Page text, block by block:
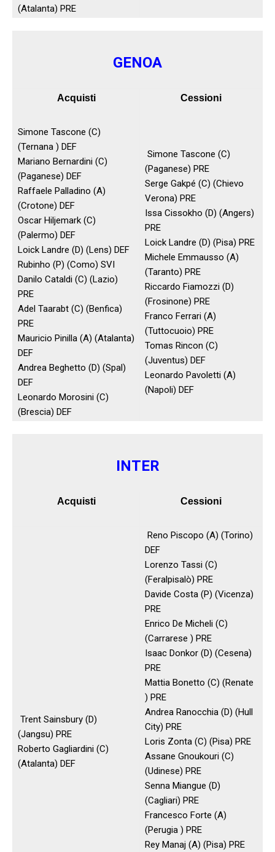
(Atalanta) PRE
GENOA
Acquisti Cessioni
Simone Tascone (C)
(Ternana ) DEF
Mariano Bernardini (C)
(Paganese) DEF
Raffaele Palladino (A)
(Crotone) DEF
Oscar Hiljemark (C)
(Palermo) DEF
Loick Landre (D) (Lens) DEF
Rubinho (P) (Como) SVI
Danilo Cataldi (C) (Lazio)
PRE
Adel Taarabt (C) (Benfica)
PRE
Mauricio Pinilla (A) (Atalanta)
DEF
Andrea Beghetto (D) (Spal)
DEF
Leonardo Morosini (C)
(Brescia) DEF
Simone Tascone (C)
(Paganese) PRE
Serge Gakpé (C) (Chievo
Verona) PRE
Issa Cissokho (D) (Angers)
PRE
Loick Landre (D) (Pisa) PRE
Michele Emmausso (A)
(Taranto) PRE
Riccardo Fiamozzi (D)
(Frosinone) PRE
Franco Ferrari (A)
(Tuttocuoio) PRE
Tomas Rincon (C)
(Juventus) DEF
Leonardo Pavoletti (A)
(Napoli) DEF
INTER
Acquisti Cessioni
Trent Sainsbury (D)
(Jangsu) PRE
Roberto Gagliardini (C)
(Atalanta) DEF
Reno Piscopo (A) (Torino)
DEF
Lorenzo Tassi (C)
(Feralpisalò) PRE
Davide Costa (P) (Vicenza)
PRE
Enrico De Micheli (C)
(Carrarese ) PRE
Isaac Donkor (D) (Cesena)
PRE
Mattia Bonetto (C) (Renate
) PRE
Andrea Ranocchia (D) (Hull
City) PRE
Loris Zonta (C) (Pisa) PRE
Assane Gnoukouri (C)
(Udinese) PRE
Senna Miangue (D)
(Cagliari) PRE
Francesco Forte (A)
(Perugia ) PRE
Rey Manaj (A) (Pisa) PRE